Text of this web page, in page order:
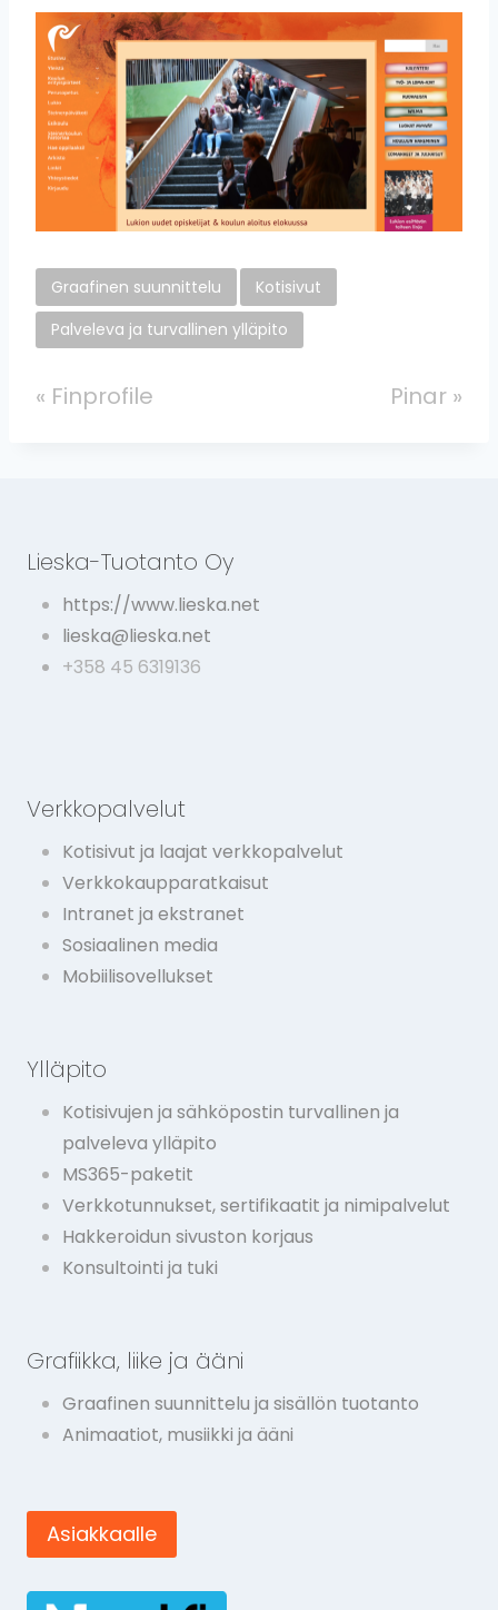
Graafinen suunnittelu
Kotisivut
Palveleva ja turvallinen ylläpito
« Finprofile Pinar »
Lieska-Tuotanto Oy
https://www.lieska.net
lieska@lieska.net
+358 45 6319136
Verkkopalvelut
Kotisivut ja laajat verkkopalvelut
Verkkokaupparatkaisut
Intranet ja ekstranet
Sosiaalinen media
Mobiilisovellukset
Ylläpito
Kotisivujen ja sähköpostin turvallinen ja
palveleva ylläpito
MS365-paketit
Verkkotunnukset, sertifikaatit ja nimipalvelut
Hakkeroidun sivuston korjaus
Konsultointi ja tuki
Grafiikka, liike ja ääni
Graafinen suunnittelu ja sisällön tuotanto
Animaatiot, musiikki ja ääni
Asiakkaalle